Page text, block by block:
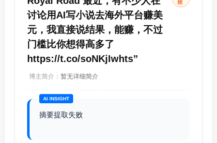
讨论用AI写小说去海外平台赚美
元，我直接说结果，能赚，不过
门槛比你想得高多了
https://t.co/soNKjIwhts”
丝
博主简介： 暂无详细简介
AI INSIGHT
摘要提取失败